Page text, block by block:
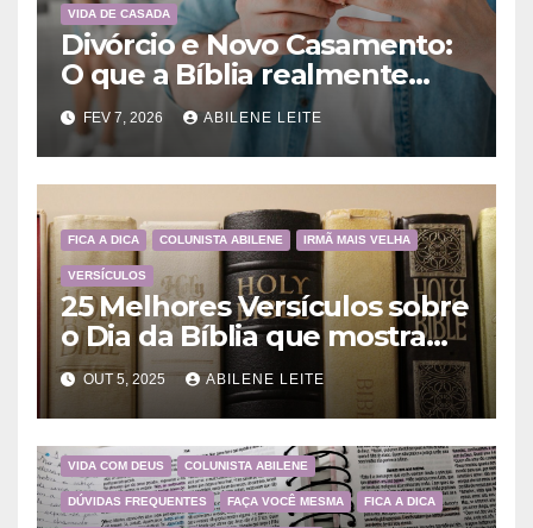
VIDA DE CASADA
Divórcio e Novo Casamento:
O que a Bíblia realmente
ensina
FEV 7, 2026 ABILENE LEITE
FICA A DICA COLUNISTA ABILENE IRMÃ MAIS VELHA
VERSÍCULOS
25 Melhores Versículos sobre
o Dia da Bíblia que mostram
a importância da Palavra de
Deus
OUT 5, 2025 ABILENE LEITE
VIDA COM DEUS COLUNISTA ABILENE
DÚVIDAS FREQUENTES FAÇA VOCÊ MESMA FICA A DICA